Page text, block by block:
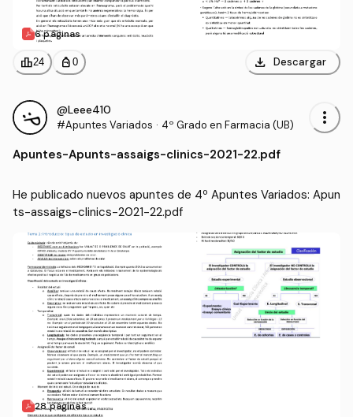
6 páginas
leaderboard24 personal_bag 0 download Descargar
@Leee410
#Apuntes Variados · 4º Grado en Farmacia (UB) more_vert
Apuntes-Apunts-assaigs-clinics-2021-22.pdf
He publicado nuevos apuntes de 4º Apuntes Variados: Apun
ts-assaigs-clinics-2021-22.pdf
28 páginas